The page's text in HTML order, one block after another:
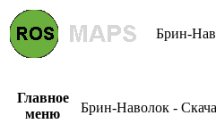
Брин-
Главное
меню
Брин-Наволок -